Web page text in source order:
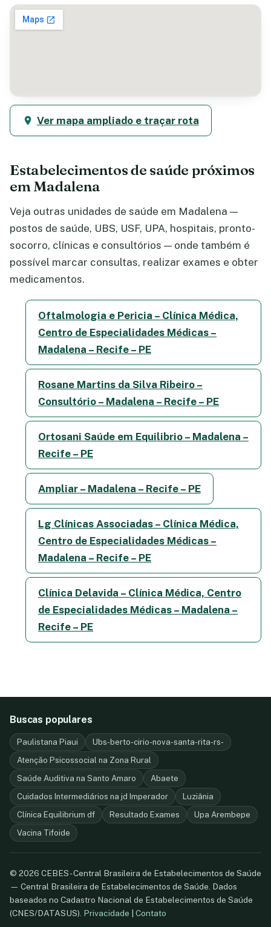
Ver mapa ampliado e traçar rota
Estabelecimentos de saúde próximos
em Madalena
Veja outras unidades de saúde em Madalena —
postos de saúde, UBS, USF, UPA, hospitais, pronto-
socorro, clínicas e consultórios — onde também é
possível marcar consultas, realizar exames e obter
medicamentos.
Oftalmologia e Pericia – Clínica Médica,
Centro de Especialidades Médicas –
Madalena – Recife – PE
Rosane Martins da Silva Ribeiro –
Consultório – Madalena – Recife – PE
Ortosani Saúde em Equilibrio – Madalena –
Recife – PE
Ampliar – Madalena – Recife – PE
Lg Clínicas Associadas – Clínica Médica,
Centro de Especialidades Médicas –
Madalena – Recife – PE
Clínica Delavida – Clínica Médica, Centro
de Especialidades Médicas – Madalena –
Recife – PE
Buscas populares
Paulistana Piaui
Ubs-berto-cirio-nova-santa-rita-rs-
Atenção Psicossocial na Zona Rural
Saúde Auditiva na Santo Amaro
Abaete
Cuidados Intermediários na jd Imperador
Luziânia
Clínica Equilibrium df
Resultado Exames
Upa Arembepe
Vacina Tifoide
© 2026 CEBES - Central Brasileira de Estabelecimentos de Saúde
— Central Brasileira de Estabelecimentos de Saúde. Dados
baseados no Cadastro Nacional de Estabelecimentos de Saúde
(CNES/DATASUS). Privacidade | Contato